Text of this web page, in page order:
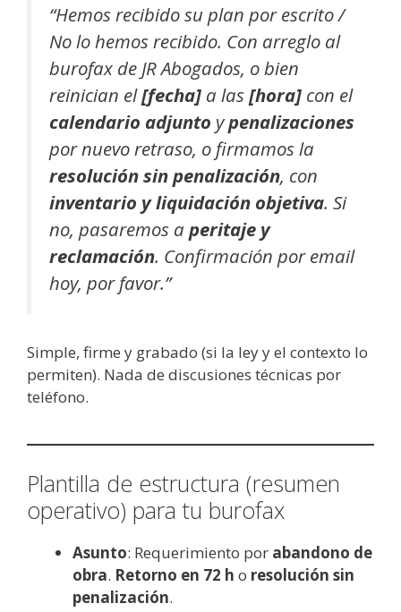
“Hemos recibido su plan por escrito /
No lo hemos recibido. Con arreglo al
burofax de JR Abogados, o bien
reinician el[fecha] a las [hora] con el
calendario adjunto ypenalizaciones
por nuevo retraso, o firmamos la
resolución sin penalización, con
inventario y liquidación objetiva. Si
no, pasaremos a peritaje y
reclamación. Confirmación por email
hoy, por favor.”
Simple, firme y grabado (si la ley y el contexto lo
permiten). Nada de discusiones técnicas por
teléfono.
Plantilla de estructura (resumen
operativo) para tu burofax
Asunto: Requerimiento por abandono de
obra. Retorno en 72 h o resolución sin
penalización.